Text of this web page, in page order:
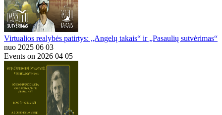
Virtualios realybės patirtys: „Angelų takais“ ir „Pasaulių sutvėrimas“
nuo 2025 06 03
Events on 2026 04 05